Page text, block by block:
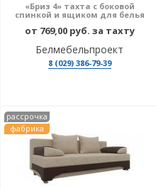
«Бриз 4» тахта с боковой
спинкой и ящиком для белья
от 769,00 руб. за тахту
Белмебельпроект
8 (029) 386-79-39
рассрочка
фабрика